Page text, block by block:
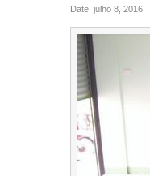
Date: julho 8, 2016